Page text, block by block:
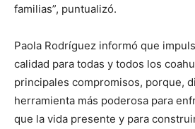
familias”, puntualizó.
Paola Rodríguez informó que
calidad para todas y todos los
principales compromisos, porque,
herramienta más poderosa para
que la vida presente y para